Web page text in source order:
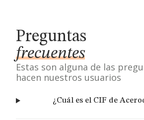
Preguntas
frecuentes
Estas son alguna de las
hacen nuestros usuarios
¿Cuál es el CIF de